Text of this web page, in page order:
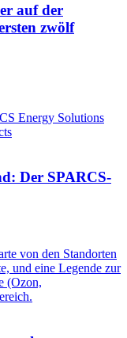
auf der
zwölf
Der SPARCS-